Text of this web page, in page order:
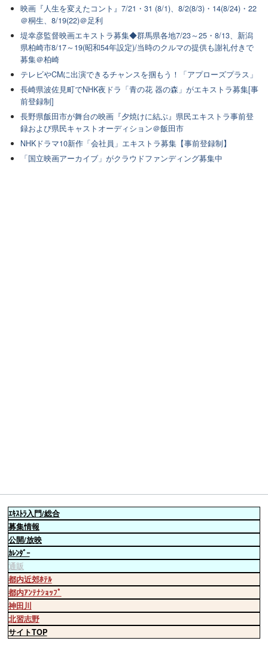
映画『人生を変えたコント』7/21・31 (8/1)、8/2(8/3)・14(8/24)・22
＠桐生、8/19(22)＠足利
堤幸彦監督映画エキストラ募集◆群馬県各地7/23～25・8/13、新潟
県柏崎市8/17～19(昭和54年設定)/当時のクルマの提供も謝礼付きで
募集＠柏崎
テレビやCMに出演できるチャンスを掴もう！「アプローズプラス」
長崎県波佐見町でNHK夜ドラ「青の花 器の森」がエキストラ募集[事
前登録制]
長野県飯田市が舞台の映画『夕焼けに結ぶ』県民エキストラ事前登
録および県民キャストオーディション＠飯田市
NHKドラマ10新作「会社員」エキストラ募集【事前登録制】
「国立映画アーカイブ」がクラウドファンディング募集中
ｴｷｽﾄﾗ入門/総合
募集情報
公開/放映
ｶﾚﾝﾀﾞｰ
通販
都内近郊ﾎﾃﾙ
都内ｱﾝﾃﾅｼｮｯﾌﾟ
神田川
北習志野
サイトTOP